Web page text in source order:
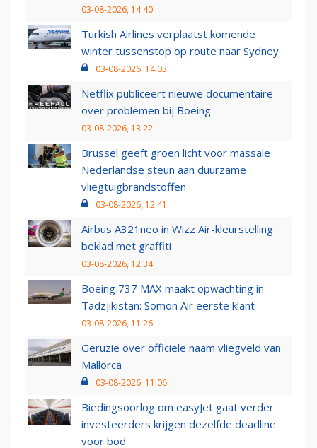
03-08-2026, 14:40
Turkish Airlines verplaatst komende
winter tussenstop op route naar Sydney
03-08-2026, 14:03
Netflix publiceert nieuwe documentaire
over problemen bij Boeing
03-08-2026, 13:22
Brussel geeft groen licht voor massale
Nederlandse steun aan duurzame
vliegtuigbrandstoffen
03-08-2026, 12:41
Airbus A321neo in Wizz Air-kleurstelling
beklad met graffiti
03-08-2026, 12:34
Boeing 737 MAX maakt opwachting in
Tadzjikistan: Somon Air eerste klant
03-08-2026, 11:26
Geruzie over officiële naam vliegveld van
Mallorca
03-08-2026, 11:06
Biedingsoorlog om easyJet gaat verder:
investeerders krijgen dezelfde deadline
voor bod